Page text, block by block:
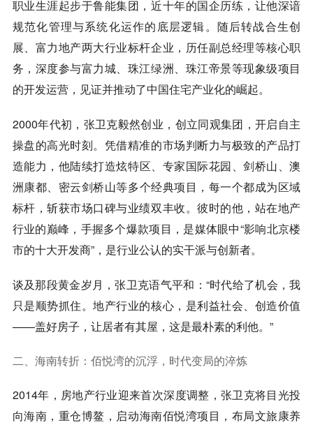
职业生涯起步于鲁能集团，近十年的国企历练，让他深谙
规范化管理与系统化运作的底层逻辑。随后转战合生创
展、富力地产两大行业标杆企业，历任副总经理等核心职
务，深度参与富力城、珠江绿洲、珠江帝景等现象级项目
的开发运营，见证并推动了中国住宅产业化的崛起。
2000年代初，张卫克毅然创业，创立同观集团，开启自主
操盘的高光时刻。凭借精准的市场判断力与极致的产品打
造能力，他陆续打造炫特区、专家国际花园、剑桥山、澳
洲康都、密云剑桥山等多个经典项目，每一个都成为区域
标杆，斩获市场口碑与业绩双丰收。彼时的他，站在地产
行业的巅峰，手握多个爆款项目，是媒体眼中“影响北京楼
市的十大开发商”，是行业公认的实干派与创新者。
谈及那段黄金岁月，张卫克语气平和：“时代给了机会，我
只是顺势抓住。地产行业的核心，是利益社会、创造价值
——盖好房子，让居者有其屋，这是最朴素的利他。”
二、海南转折：佰悦湾的沉浮，时代变局的淬炼
2014年，房地产行业迎来首次深度调整，张卫克将目光投
向海南，重仓博鳌，启动海南佰悦湾项目，布局文旅康养